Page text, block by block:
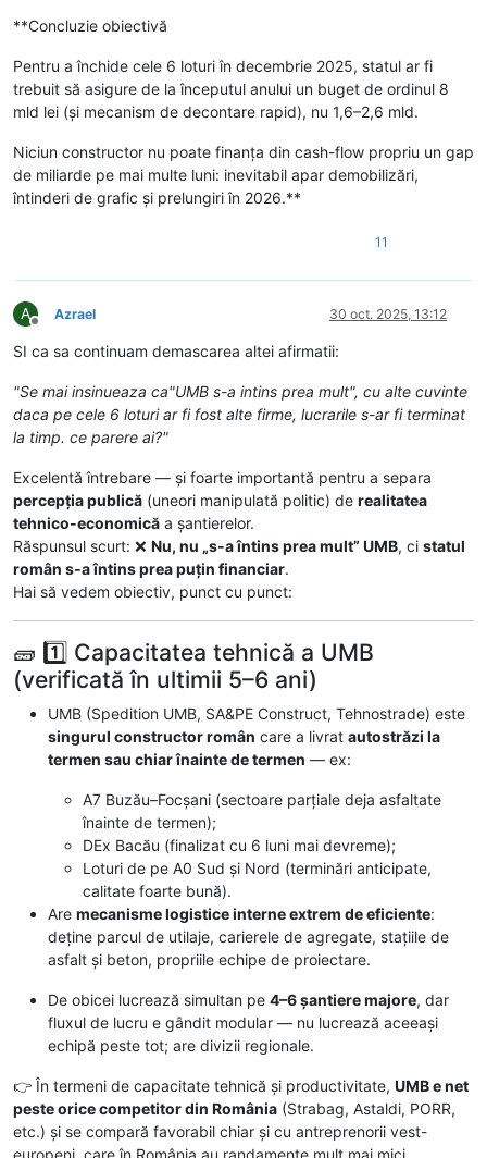
**Concluzie obiectivă
Pentru a închide cele 6 loturi în decembrie 2025, statul ar fi
trebuit să asigure de la începutul anului un buget de ordinul 8
mld lei (și mecanism de decontare rapid), nu 1,6–2,6 mld.
Niciun constructor nu poate finanța din cash-flow propriu un gap
de miliarde pe mai multe luni: inevitabil apar demobilizări,
întinderi de grafic și prelungiri în 2026.**
11
A
Deconectat
Azrael 30 oct. 2025, 13:12
SI ca sa continuam demascarea altei afirmatii:
"Se mai insinueaza ca"UMB s-a intins prea mult", cu alte cuvinte
daca pe cele 6 loturi ar fi fost alte firme, lucrarile s-ar fi terminat
la timp. ce parere ai?"
Excelentă întrebare — și foarte importantă pentru a separa
percepția publică (uneori manipulată politic) de realitatea
tehnico-economică a șantierelor.
Răspunsul scurt: ❌ Nu, nu „s-a întins prea mult” UMB, ci statul
român s-a întins prea puțin financiar.
Hai să vedem obiectiv, punct cu punct:
🧱 1️⃣ Capacitatea tehnică a UMB
(verificată în ultimii 5–6 ani)
UMB (Spedition UMB, SA&PE Construct, Tehnostrade) este
singurul constructor român care a livrat autostrăzi la
termen sau chiar înainte de termen — ex:
A7 Buzău–Focșani (sectoare parțiale deja asfaltate
înainte de termen);
DEx Bacău (finalizat cu 6 luni mai devreme);
Loturi de pe A0 Sud și Nord (terminări anticipate,
calitate foarte bună).
Are mecanisme logistice interne extrem de eficiente:
deține parcul de utilaje, carierele de agregate, stațiile de
asfalt și beton, propriile echipe de proiectare.
De obicei lucrează simultan pe 4–6 șantiere majore, dar
fluxul de lucru e gândit modular — nu lucrează aceeași
echipă peste tot; are divizii regionale.
👉 În termeni de capacitate tehnică și productivitate, UMB e net
peste orice competitor din România (Strabag, Astaldi, PORR,
etc.) și se compară favorabil chiar și cu antreprenorii vest-
europeni, care în România au randamente mult mai mici.